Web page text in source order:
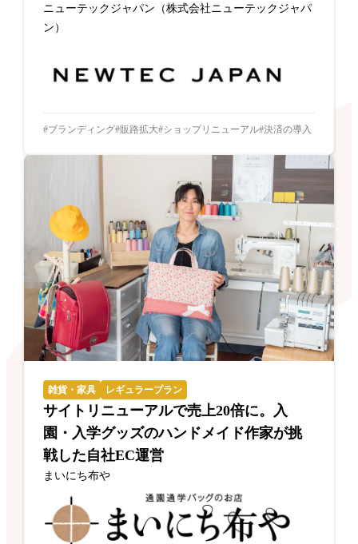
ニューテックジャパン（株式会社ニューテックジャパ
ン）
ブランディング 販路拡大 ショップリニューアル 決済の導入
雑貨・家具 レギュラープラン
サイトリニューアルで売上20倍に。入
園・入学グッズのハンドメイド作家が挑
戦した自社EC運営
まいにち布や